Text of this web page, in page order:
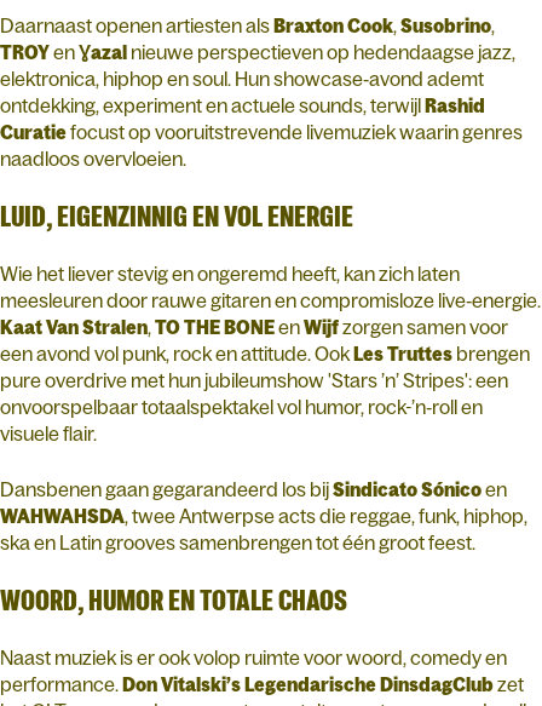
Daarnaast openen artiesten alsBraxton Cook,Susobrino,
TROYenƔazal nieuwe perspectieven op hedendaagse jazz,
elektronica, hiphop en soul. Hun showcase‑avond ademt
ontdekking, experiment en actuele sounds, terwijlRashid
Curatiefocust op vooruitstrevende livemuziek waarin genres
naadloos overvloeien.
LUID, EIGENZINNIG EN VOL ENERGIE
Wie het liever stevig en ongeremd heeft, kan zich laten
meesleuren door rauwe gitaren en compromisloze live‑energie.
Kaat Van Stralen,TO THE BONEenWijfzorgen samen voor
een avond vol punk, rock en attitude. OokLes Truttes brengen
pure overdrive met hun jubileumshow 'Stars ’n’ Stripes': een
onvoorspelbaar totaalspektakel vol humor, rock-’n‑roll en
visuele flair.
Dansbenen gaan gegarandeerd los bijSindicato Sónicoen
WAHWAHSDA, twee Antwerpse acts die reggae, funk, hiphop,
ska en Latin grooves samenbrengen tot één groot feest.
WOORD, HUMOR EN TOTALE CHAOS
Naast muziek is er ook volop ruimte voor woord, comedy en
performance.Don Vitalski’s Legendarische DinsdagClubzet